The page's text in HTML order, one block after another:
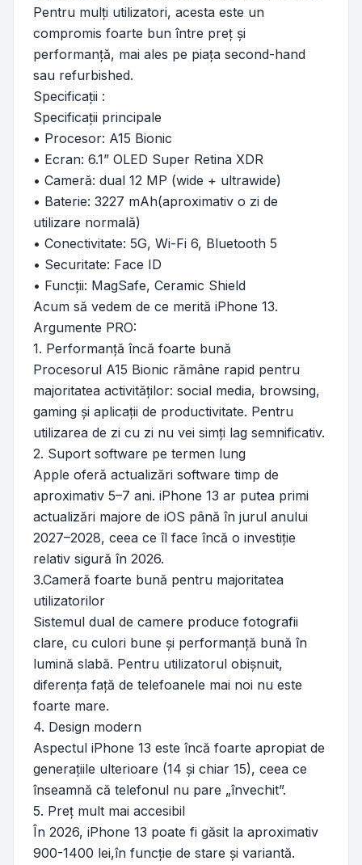
Pentru mulți utilizatori, acesta este un
compromis foarte bun între preț și
performanță, mai ales pe piața second-hand
sau refurbished.
Specificații :
Specificații principale
• Procesor: A15 Bionic
• Ecran: 6.1” OLED Super Retina XDR
• Cameră: dual 12 MP (wide + ultrawide)
• Baterie: 3227 mAh(aproximativ o zi de
utilizare normală)
• Conectivitate: 5G, Wi-Fi 6, Bluetooth 5
• Securitate: Face ID
• Funcții: MagSafe, Ceramic Shield
Acum să vedem de ce merită iPhone 13.
Argumente PRO:
1. Performanță încă foarte bună
Procesorul A15 Bionic rămâne rapid pentru
majoritatea activităților: social media, browsing,
gaming și aplicații de productivitate. Pentru
utilizarea de zi cu zi nu vei simți lag semnificativ.
2. Suport software pe termen lung
Apple oferă actualizări software timp de
aproximativ 5–7 ani. iPhone 13 ar putea primi
actualizări majore de iOS până în jurul anului
2027–2028, ceea ce îl face încă o investiție
relativ sigură în 2026.
3.Cameră foarte bună pentru majoritatea
utilizatorilor
Sistemul dual de camere produce fotografii
clare, cu culori bune și performanță bună în
lumină slabă. Pentru utilizatorul obișnuit,
diferența față de telefoanele mai noi nu este
foarte mare.
4. Design modern
Aspectul iPhone 13 este încă foarte apropiat de
generațiile ulterioare (14 și chiar 15), ceea ce
înseamnă că telefonul nu pare „învechit”.
5. Preț mult mai accesibil
În 2026, iPhone 13 poate fi găsit la aproximativ
900-1400 lei,în funcție de stare și variantă.